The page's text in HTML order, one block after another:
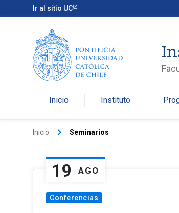
Ir al sitio UC
Inicio Instituto
Inicio keyboard_arrow_right Seminarios
19 AGO
Conferencias